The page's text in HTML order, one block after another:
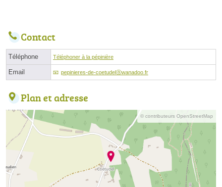
Contact
Téléphone Téléphoner à la pépinière
Email pepinieres-de-coetudelⓐwanadoo.fr
Plan et adresse
© contributeurs OpenStreetMap